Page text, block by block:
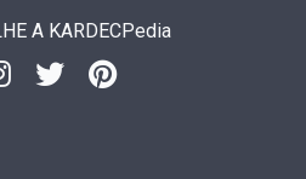
A KARDECPedia